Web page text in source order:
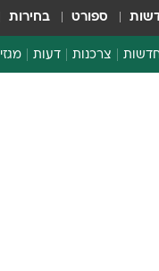
ספורט בחירות
צרכנות דעות מגזין